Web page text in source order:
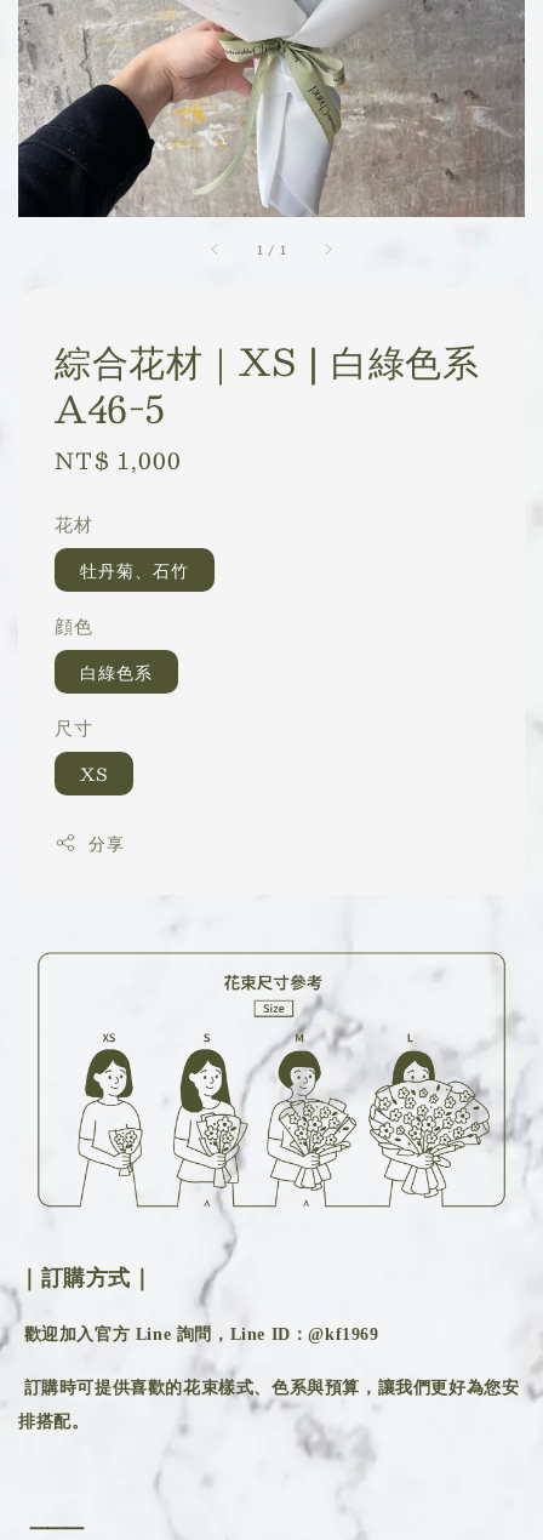
1 / 1
綜合花材｜XS | 白綠色系
A46-5
Regular
NT$ 1,000
花材
牡丹菊、石竹
顔色
白綠色系
尺寸
XS
分享
｜訂購方式｜
歡迎加入官方 Line 詢問，Line ID：@kf1969
訂購時可提供喜歡的花束樣式、色系與預算，讓我們更好為您安
排搭配。
⸻